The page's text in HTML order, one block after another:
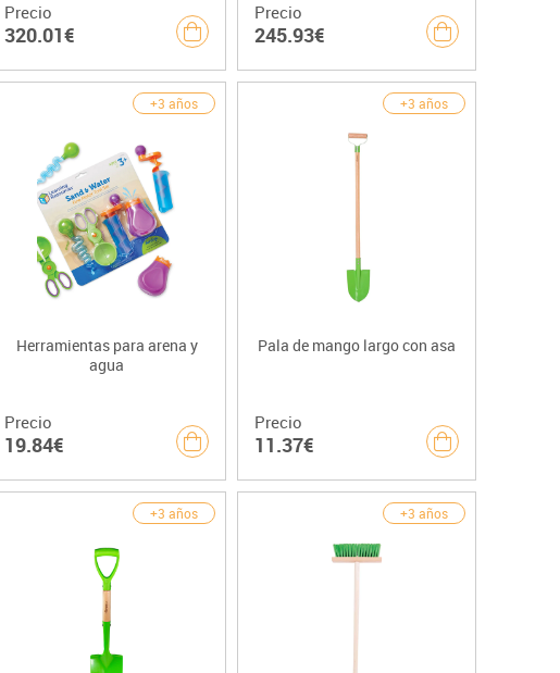
Precio
320.01€
Precio
245.93€
+3 años
Herramientas para arena y
agua
Precio
19.84€
+3 años
Pala de mango largo con asa
Precio
11.37€
+3 años +3 años